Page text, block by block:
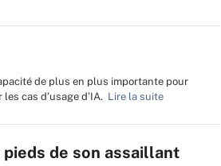
de plus en plus importante pour
cas d’usage d’IA. Lire la suite
de son assaillant